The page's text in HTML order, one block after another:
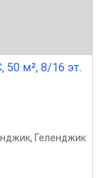
50 м², 8/16 эт.
, Геленджик